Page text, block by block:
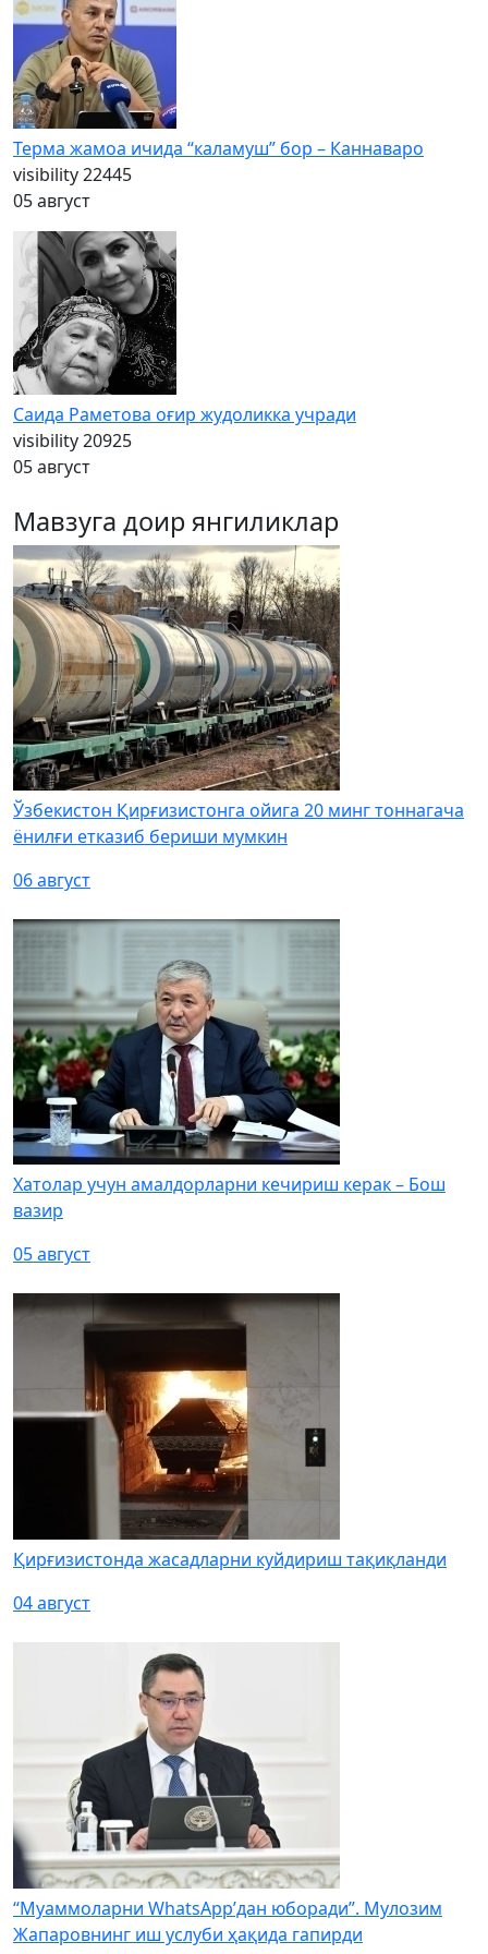
Терма жамоа ичида “каламуш” бор – Каннаваро
visibility22445
05 август
Саида Раметова оғир жудоликка учради
visibility20925
05 август
Мавзуга доир янгиликлар
Ўзбекистон Қирғизистонга ойига 20 минг тоннагача
ёнилғи етказиб бериши мумкин
06 август
Хатолар учун амалдорларни кечириш керак – Бош
вазир
05 август
Қирғизистонда жасадларни куйдириш тақиқланди
04 август
“Муаммоларни WhatsApp’дан юборади”. Мулозим
Жапаровнинг иш услуби ҳақида гапирди